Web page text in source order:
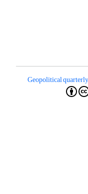
Geopolitical quarterly